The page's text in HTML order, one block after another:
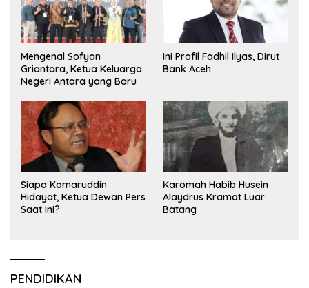
Mengenal Sofyan
Griantara, Ketua Keluarga
Negeri Antara yang Baru
Ini Profil Fadhil Ilyas, Dirut
Bank Aceh
Siapa Komaruddin
Hidayat, Ketua Dewan Pers
Saat Ini?
Karomah Habib Husein
Alaydrus Kramat Luar
Batang
PENDIDIKAN